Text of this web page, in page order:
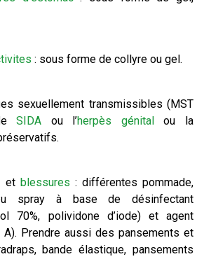
: sous forme de collyre ou gel.
sexuellement transmissibles (MST
leSIDA ou l’herpès génitalou la
et blessures : différentes pommade,
spray à base de désinfectant
70%, polividone d’iode) et agent
A). Prendre aussi des pansements et
bande élastique, pansements